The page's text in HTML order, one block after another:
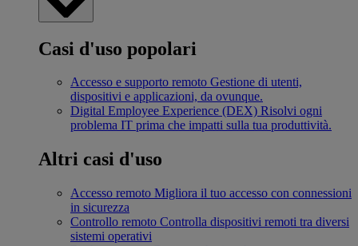
Casi d'uso popolari
Accesso e supporto remoto Gestione di utenti,
dispositivi e applicazioni, da ovunque.
Digital Employee Experience (DEX) Risolvi ogni
problema IT prima che impatti sulla tua produttività.
Altri casi d'uso
Accesso remoto Migliora il tuo accesso con connessioni
in sicurezza
Controllo remoto Controlla dispositivi remoti tra diversi
sistemi operativi